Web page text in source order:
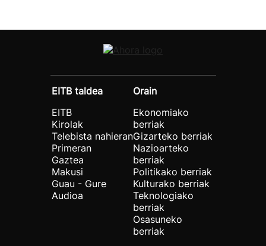
EITB taldea
EITB
Kirolak
Telebista nahieran
Primeran
Gaztea
Makusi
Guau - Gure
Audioa
Orain
Ekonomiako
berriak
Gizarteko berriak
Nazioarteko
berriak
Politikako berriak
Kulturako berriak
Teknologiako
berriak
Osasuneko
berriak